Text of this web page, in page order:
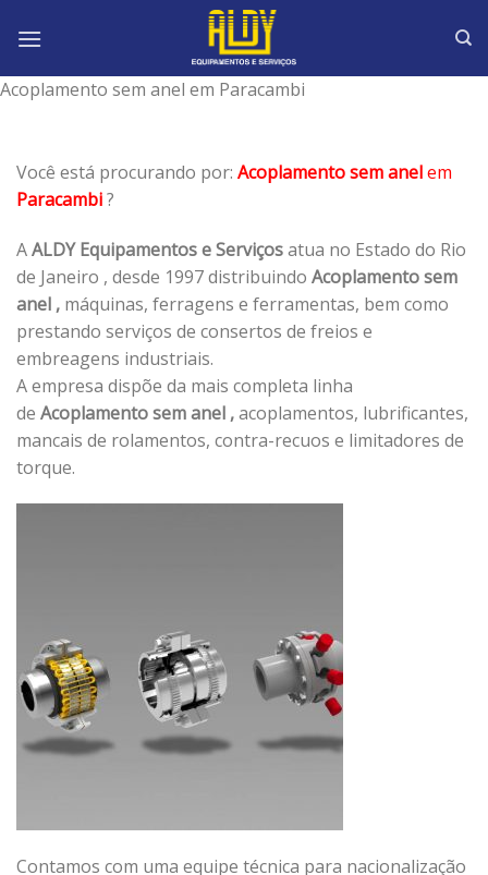
Acoplamento sem anel em Paracambi
Você está procurando por: Acoplamento sem anelem
Paracambi?
AALDY Equipamentos e Serviçosatua no Estado do Rio
de Janeiro , desde 1997 distribuindo Acoplamento sem
anel , máquinas, ferragens e ferramentas, bem como
prestando serviços de consertos de freios e
embreagens industriais.
A empresa dispõe da mais completa linha
de Acoplamento sem anel ,acoplamentos, lubrificantes,
mancais de rolamentos, contra-recuos e limitadores de
torque.
Contamos com uma equipe técnica para nacionalização